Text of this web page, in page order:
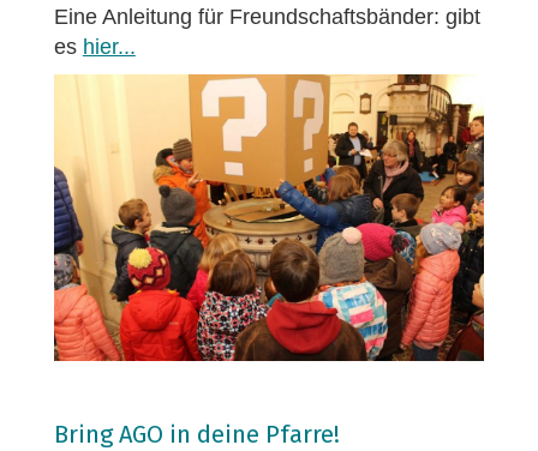
Eine Anleitung für Freundschaftsbänder: gibt
es hier...
Bring AGO in deine Pfarre!